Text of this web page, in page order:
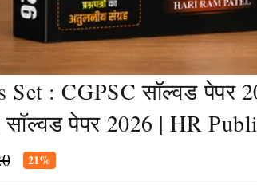
Set : CGPSC सॉल्वड पेपर
सॉल्वड पेपर 2026 | HR
21%